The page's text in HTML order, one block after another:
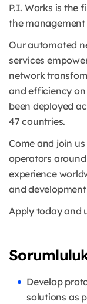
P.I. Works is the
the
Our automated
services
network
and efficiency on
been deployed
47 countries.
Come and join
operators
experience
and
Apply today and
Develop
solutions as